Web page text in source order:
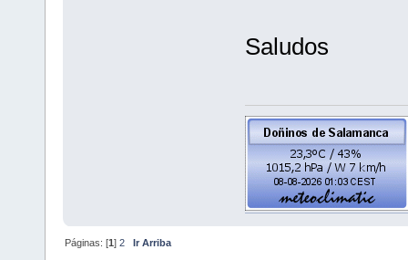
Saludos
Páginas: [1]2 Ir Arriba